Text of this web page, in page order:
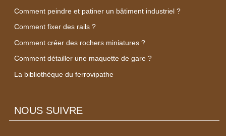
Comment peindre et patiner un bâtiment industriel ?
Comment fixer des rails ?
Comment créer des rochers miniatures ?
Comment détailler une maquette de gare ?
La bibliothèque du ferrovipathe
NOUS SUIVRE